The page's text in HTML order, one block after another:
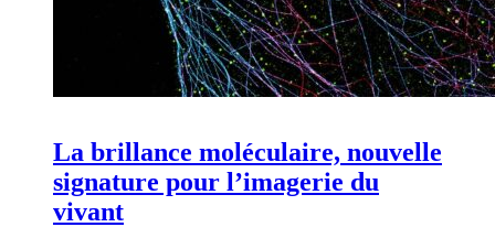
La brillance moléculaire, nouvelle
signature pour l’imagerie du
vivant